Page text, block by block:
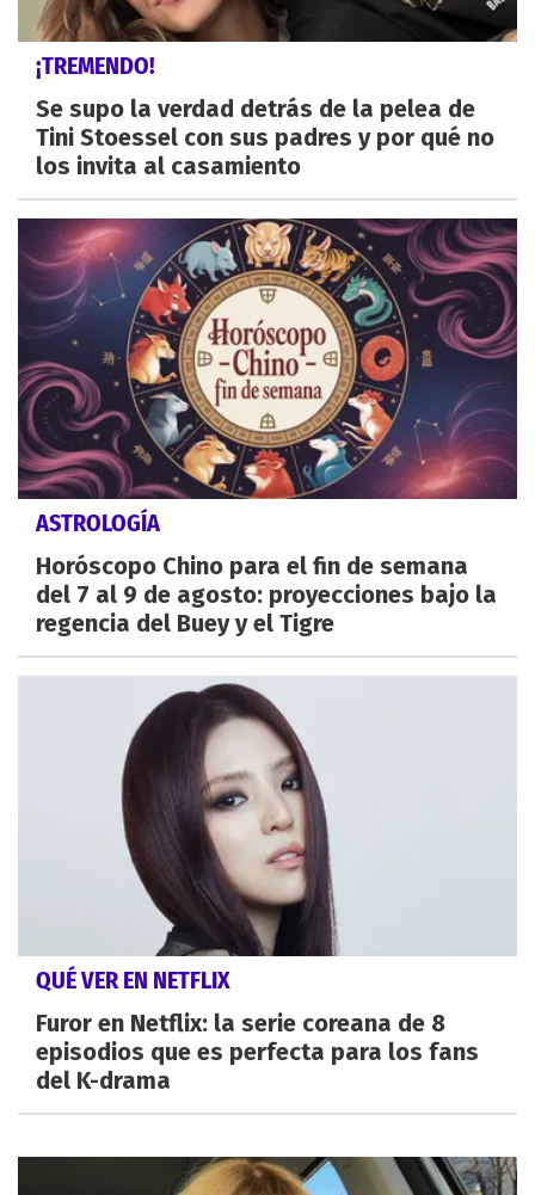
¡TREMENDO!
Se supo la verdad detrás de la pelea de
Tini Stoessel con sus padres y por qué no
los invita al casamiento
ASTROLOGÍA
Horóscopo Chino para el fin de semana
del 7 al 9 de agosto: proyecciones bajo la
regencia del Buey y el Tigre
QUÉ VER EN NETFLIX
Furor en Netflix: la serie coreana de 8
episodios que es perfecta para los fans
del K-drama